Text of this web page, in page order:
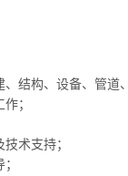
结构、设备、管道
；
术支持；